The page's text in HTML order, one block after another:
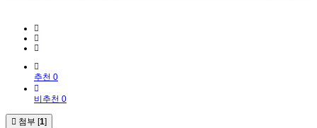
추천 0
비추천 0
첨부 [1]